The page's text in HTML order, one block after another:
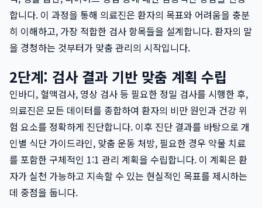
합니다. 이 과정을 통해 의료진은 환자의 목표와 어려움을 충분
히 이해하고, 가장 적합한 검사 항목들을 설계합니다. 환자의 말
을 경청하는 것부터가 맞춤 관리의 시작입니다.
2단계: 검사 결과 기반 맞춤 계획 수립
인바디, 혈액검사, 영상 검사 등 필요한 정밀 검사를 시행한 후,
의료진은 모든 데이터를 종합하여 환자의 비만 원인과 건강 위
험 요소를 정확하게 진단합니다. 이후 진단 결과를 바탕으로 개
인별 식단 가이드라인, 맞춤 운동 처방, 필요한 경우 약물 치료
를 포함한 구체적인 1:1 관리 계획을 수립합니다. 이 계획은 환
자가 실천 가능하고 지속할 수 있는 현실적인 목표를 제시하는
데 중점을 둡니다.